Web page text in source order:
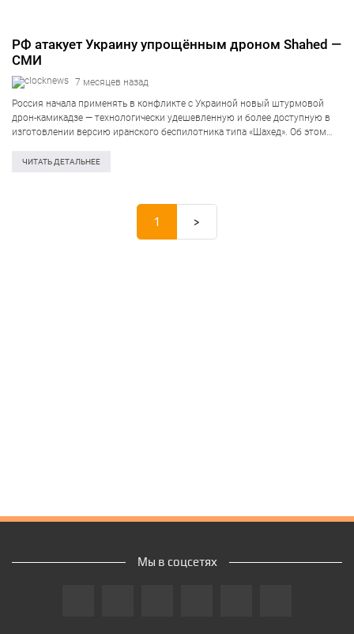
РФ атакует Украину упрощённым дроном Shahed —
СМИ
7 месяцев назад
Россия начала применять в конфликте с Украиной новый штурмовой
дрон-камикадзе — технологически удешевленную и более доступную в
изготовлении версию иранского беспилотника типа «Шахед». Об этом
модели Shahed-107, которую Иран…
ЧИТАТЬ ДЕТАЛЬНЕЕ
1 >
Мы в соцсетях